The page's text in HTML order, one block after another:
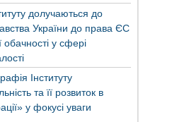
долучаються до
України до права ЄС
у сфері
Інституту
та її розвиток в
у фокусі уваги